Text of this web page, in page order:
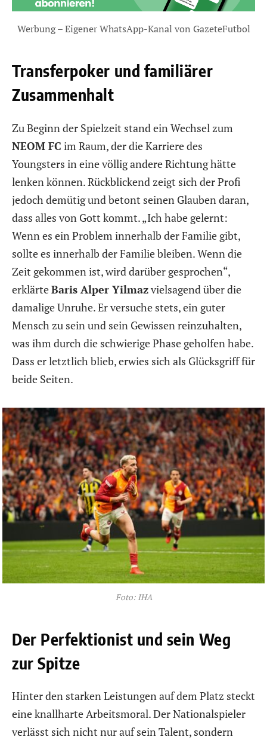
Werbung – Eigener WhatsApp-Kanal von GazeteFutbol
Transferpoker und familiärer
Zusammenhalt
Zu Beginn der Spielzeit stand ein Wechsel zum
NEOM FC im Raum, der die Karriere des
Youngsters in eine völlig andere Richtung hätte
lenken können. Rückblickend zeigt sich der Profi
jedoch demütig und betont seinen Glauben daran,
dass alles von Gott kommt. „Ich habe gelernt:
Wenn es ein Problem innerhalb der Familie gibt,
sollte es innerhalb der Familie bleiben. Wenn die
Zeit gekommen ist, wird darüber gesprochen“,
erklärteBaris Alper Yilmazvielsagend über die
damalige Unruhe. Er versuche stets, ein guter
Mensch zu sein und sein Gewissen reinzuhalten,
was ihm durch die schwierige Phase geholfen habe.
Dass er letztlich blieb, erwies sich als Glücksgriff für
beide Seiten.
Foto: IHA
Der Perfektionist und sein Weg
zur Spitze
Hinter den starken Leistungen auf dem Platz steckt
eine knallharte Arbeitsmoral. Der Nationalspieler
verlässt sich nicht nur auf sein Talent, sondern